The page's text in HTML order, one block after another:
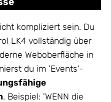
kompliziert sein. Du
LK4 vollständig über
Weboberfläche in
du im 'Events'-
. Beispiel: 'WENN die